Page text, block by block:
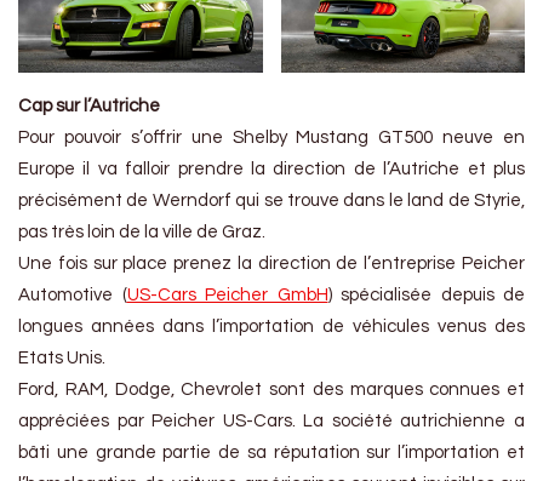
Cap sur l’Autriche
Pour pouvoir s’offrir une Shelby Mustang GT500 neuve en
Europe il va falloir prendre la direction de l’Autriche et plus
précisément de Werndorf qui se trouve dans le land de Styrie,
pas très loin de la ville de Graz.
Une fois sur place prenez la direction de l’entreprise Peicher
Automotive (US-Cars Peicher GmbH) spécialisée depuis de
longues années dans l’importation de véhicules venus des
Etats Unis.
Ford, RAM, Dodge, Chevrolet sont des marques connues et
appréciées par Peicher US-Cars. La société autrichienne a
bâti une grande partie de sa réputation sur l’importation et